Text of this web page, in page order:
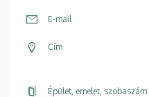
E-mail
Cím
Épület, emelet, szobaszám